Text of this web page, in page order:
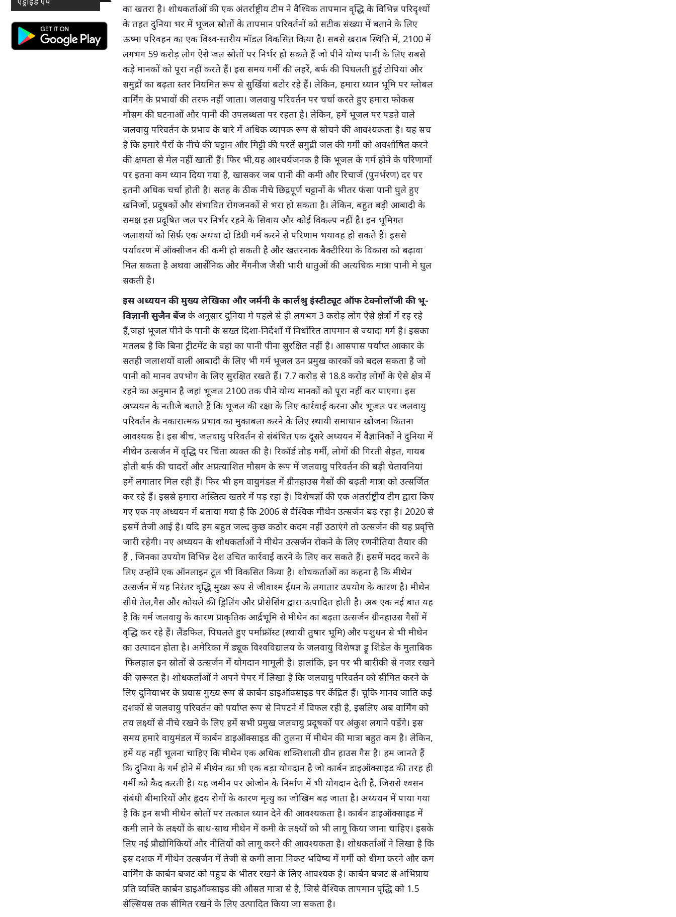
का खतरा है। शोधकर्ताओं की एक अंतर्राष्ट्रीय टीम ने वैश्विक तापमान वृद्धि के विभिन्न परिदृश्यों
के तहत दुनिया भर में भूजल स्रोतों के तापमान परिवर्तनों को सटीक संख्या में बताने के लिए
ऊष्मा परिवहन का एक विश्व-स्तरीय मॉडल विकसित किया है। सबसे खराब स्थिति में, 2100 में
लगभग 59 करोड़ लोग ऐसे जल स्रोतों पर निर्भर हो सकते हैं जो पीने योग्य पानी के लिए सबसे
कड़े मानकों को पूरा नहीं करते हैं। इस समय गर्मी की लहरें, बर्फ की पिघलती हुई टोपियां और
समुद्रों का बढ़ता स्तर नियमित रूप से सुर्खियां बटोर रहे हैं। लेकिन, हमारा ध्यान भूमि पर ग्लोबल
वार्मिंग के प्रभावों की तरफ नहीं जाता। जलवायु परिवर्तन पर चर्चा करते हुए हमारा फोकस
मौसम की घटनाओं और पानी की उपलब्धता पर रहता है। लेकिन, हमें भूजल पर पडऩे वाले
जलवायु परिवर्तन के प्रभाव के बारे में अधिक व्यापक रूप से सोचने की आवश्यकता है। यह सच
है कि हमारे पैरों के नीचे की चट्टान और मिट्टी की परतें समुद्री जल की गर्मी को अवशोषित करने
की क्षमता से मेल नहीं खाती हैं। फिर भी,यह आश्चर्यजनक है कि भूजल के गर्म होने के परिणामों
पर इतना कम ध्यान दिया गया है, खासकर जब पानी की कमी और रिचार्ज (पुनर्भरण) दर पर
इतनी अधिक चर्चा होती है। सतह के ठीक नीचे छिद्रपूर्ण चट्टानों के भीतर फंसा पानी घुले हुए
खनिजों, प्रदूषकों और संभावित रोगजनकों से भरा हो सकता है। लेकिन, बहुत बड़ी आबादी के
समक्ष इस प्रदूषित जल पर निर्भर रहने के सिवाय और कोई विकल्प नहीं है। इन भूमिगत
जलाशयों को सिर्फ़ एक अथवा दो डिग्री गर्म करने से परिणाम भयावह हो सकते हैं। इससे
पर्यावरण में ऑक्सीजन की कमी हो सकती है और खतरनाक बैक्टीरिया के विकास को बढ़ावा
मिल सकता है अथवा आर्सेनिक और मैंगनीज जैसी भारी धातुओं की अत्यधिक मात्रा पानी मे घुल
सकती है।
इस अध्ययन की मुख्य लेखिका और जर्मनी के कार्लश्रु इंस्टीट्यूट ऑफ टेक्नोलॉजी की भू-
विज्ञानी सुजैन बेंजके अनुसार दुनिया मे पहले से ही लगभग 3 करोड़ लोग ऐसे क्षेत्रों में रह रहे
हैं,जहां भूजल पीने के पानी के सख्त दिशा-निर्देशों में निर्धारित तापमान से ज्यादा गर्म है। इसका
मतलब है कि बिना ट्रीटमेंट के वहां का पानी पीना सुरक्षित नहीं है। आसपास पर्याप्त आकार के
सतही जलाशयों वाली आबादी के लिए भी गर्म भूजल उन प्रमुख कारकों को बदल सकता है जो
पानी को मानव उपभोग के लिए सुरक्षित रखते हैं। 7.7 करोड़ से 18.8 करोड़ लोगों के ऐसे क्षेत्र में
रहने का अनुमान है जहां भूजल 2100 तक पीने योग्य मानकों को पूरा नहीं कर पाएगा। इस
अध्ययन के नतीजे बताते हैं कि भूजल की रक्षा के लिए कार्रवाई करना और भूजल पर जलवायु
परिवर्तन के नकारात्मक प्रभाव का मुकाबला करने के लिए स्थायी समाधान खोजना कितना
आवश्यक है। इस बीच, जलवायु परिवर्तन से संबंधित एक दूसरे अध्ययन में वैज्ञानिकों ने दुनिया में
मीथेन उत्सर्जन में वृद्धि पर चिंता व्यक्त की है। रिकॉर्ड तोड़ गर्मी, लोगों की गिरती सेहत, गायब
होती बर्फ की चादरों और अप्रत्याशित मौसम के रूप में जलवायु परिवर्तन की बड़ी चेतावनियां
हमें लगातार मिल रही हैं। फिर भी हम वायुमंडल में ग्रीनहाउस गैसों की बढ़ती मात्रा को उत्सर्जित
कर रहे हैं। इससे हमारा अस्तित्व खतरे में पड़ रहा है। विशेषज्ञों की एक अंतर्राष्ट्रीय टीम द्वारा किए
गए एक नए अध्ययन में बताया गया है कि 2006 से वैश्विक मीथेन उत्सर्जन बढ़ रहा है। 2020 से
इसमें तेजी आई है। यदि हम बहुत जल्द कुछ कठोर कदम नहीं उठाएंगे तो उत्सर्जन की यह प्रवृत्ति
जारी रहेगी। नए अध्ययन के शोधकर्ताओं ने मीथेन उत्सर्जन रोकने के लिए रणनीतियां तैयार की
हैं , जिनका उपयोग विभिन्न देश उचित कार्रवाई करने के लिए कर सकते हैं। इसमें मदद करने के
लिए उन्होंने एक ऑनलाइन टूल भी विकसित किया है। शोधकर्ताओं का कहना है कि मीथेन
उत्सर्जन में यह निरंतर वृद्धि मुख्य रूप से जीवाश्म ईंधन के लगातार उपयोग के कारण है। मीथेन
सीधे तेल,गैस और कोयले की ड्रिलिंग और प्रोसेसिंग द्वारा उत्पादित होती है। अब एक नई बात यह
है कि गर्म जलवायु के कारण प्राकृतिक आर्द्रभूमि से मीथेन का बढ़ता उत्सर्जन ग्रीनहाउस गैसों में
वृद्धि कर रहे हैं। लैंडफिल, पिघलते हुए पर्माफ्रॉस्ट (स्थायी तुषार भूमि) और पशुधन से भी मीथेन
का उत्पादन होता है। अमेरिका में ड्यूक विश्वविद्यालय के जलवायु विशेषज्ञ ड्रू शिंडेल के मुताबिक
फिलहाल इन स्रोतों से उत्सर्जन में योगदान मामूली है। हालांकि, इन पर भी बारीकी से नजऱ रखने
की ज़रूरत है। शोधकर्ताओं ने अपने पेपर में लिखा है कि जलवायु परिवर्तन को सीमित करने के
लिए दुनियाभर के प्रयास मुख्य रूप से कार्बन डाइऑक्साइड पर केंद्रित हैं। चूंकि मानव जाति कई
दशकों से जलवायु परिवर्तन को पर्याप्त रूप से निपटने में विफल रही है, इसलिए अब वार्मिंग को
तय लक्ष्यों से नीचे रखने के लिए हमें सभी प्रमुख जलवायु प्रदूषकों पर अंकुश लगाने पड़ेंगे। इस
समय हमारे वायुमंडल में कार्बन डाइऑक्साइड की तुलना में मीथेन की मात्रा बहुत कम है। लेकिन,
हमें यह नहीं भूलना चाहिए कि मीथेन एक अधिक शक्तिशाली ग्रीन हाउस गैस है। हम जानते हैं
कि दुनिया के गर्म होने में मीथेन का भी एक बड़ा योगदान है जो कार्बन डाइऑक्साइड की तरह ही
गर्मी को कैद करती है। यह जमीन पर ओजोन के निर्माण में भी योगदान देती है, जिससे श्वसन
संबंधी बीमारियों और हृदय रोगों के कारण मृत्यु का जोखिम बढ़ जाता है। अध्ययन में पाया गया
है कि इन सभी मीथेन स्रोतों पर तत्काल ध्यान देने की आवश्यकता है। कार्बन डाइऑक्साइड में
कमी लाने के लक्ष्यों के साथ-साथ मीथेन में कमी के लक्ष्यों को भी लागू किया जाना चाहिए। इसके
लिए नई प्रौद्योगिकियों और नीतियों को लागू करने की आवश्यकता है। शोधकर्ताओं ने लिखा है कि
इस दशक में मीथेन उत्सर्जन में तेजी से कमी लाना निकट भविष्य में गर्मी को धीमा करने और कम
वार्मिंग के कार्बन बजट को पहुंच के भीतर रखने के लिए आवश्यक है। कार्बन बजट से अभिप्राय
प्रति व्यक्ति कार्बन डाइऑक्साइड की औसत मात्रा से है, जिसे वैश्विक तापमान वृद्धि को 1.5
सेल्सियस तक सीमित रखने के लिए उत्पादित किया जा सकता है।